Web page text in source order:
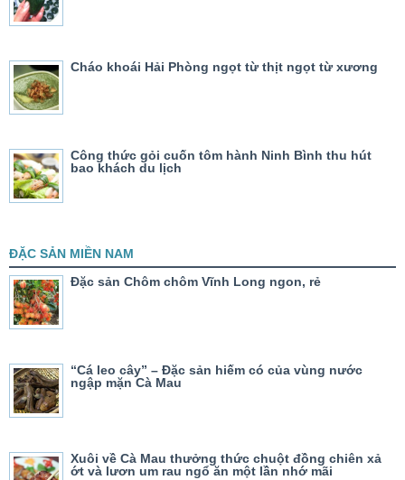
Cháo khoái Hải Phòng ngọt từ thịt ngọt từ xương
Công thức gỏi cuốn tôm hành Ninh Bình thu hút
bao khách du lịch
ĐẶC SẢN MIỀN NAM
Đặc sản Chôm chôm Vĩnh Long ngon, rẻ
“Cá leo cây” – Đặc sản hiếm có của vùng nước
ngập mặn Cà Mau
Xuôi về Cà Mau thưởng thức chuột đồng chiên xả
ớt và lươn um rau ngổ ăn một lần nhớ mãi